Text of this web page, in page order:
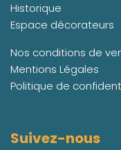
Historique
Espace décorateurs
Nos conditions de
Mentions Légales
Politique de
Suivez-nous